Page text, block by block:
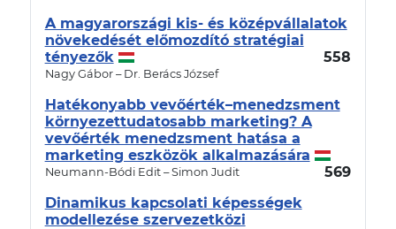
A magyarországi kis- és középvállalatok
növekedését előmozdító stratégiai
tényezők
558
Nagy Gábor – Dr. Berács József
Hatékonyabb vevőérték–menedzsment
környezettudatosabb marketing? A
vevőérték menedzsment hatása a
marketing eszközök alkalmazására
569
Neumann-Bódi Edit – Simon Judit
Dinamikus kapcsolati képességek
modellezése szervezetközi